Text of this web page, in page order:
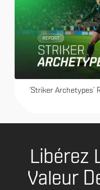
‘Striker Archetypes’
Libérez
Valeur